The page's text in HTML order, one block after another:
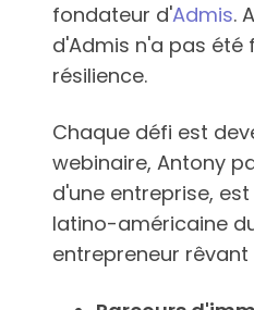
fondateur d'Admis.
d'Admis n'a pas
résilience.
Chaque défi est
webinaire, Antony
d'une entreprise,
latino-américaine
entrepreneur